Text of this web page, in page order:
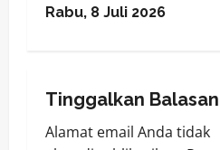
t
a
v
Rabu, 8 Juli 2026
Tinggalkan Balasan
Alamat email Anda tidak